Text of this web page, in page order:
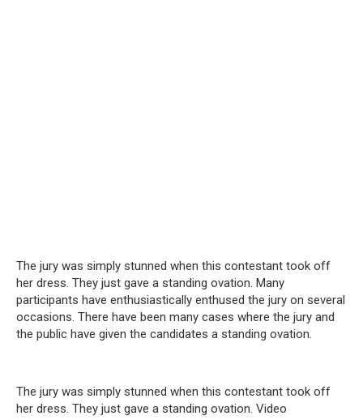
The jury was simply stunned when this contestant took off
her dress. They just gave a standing ovation. Many
participants have enthusiastically enthused the jury on several
occasions. There have been many cases where the jury and
the public have given the candidates a standing ovation.
The jury was simply stunned when this contestant took off
her dress. They just gave a standing ovation. Video